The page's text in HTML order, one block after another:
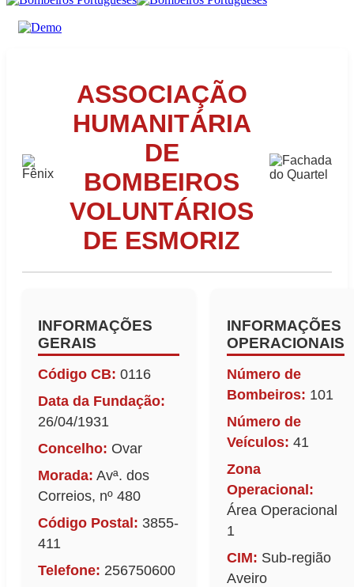
ASSOCIAÇÃO
HUMANITÁRIA
DE
BOMBEIROS
VOLUNTÁRIOS
DE ESMORIZ
INFORMAÇÕES
GERAIS
Código CB: 0116
Data da Fundação:
26/04/1931
Concelho: Ovar
Morada: Avª. dos
Correios, nº 480
Código Postal: 3855-
411
Telefone: 256750600
INFORMAÇÕES
OPERACIONAIS
Número de
Bombeiros: 101
Número de
Veículos: 41
Zona
Operacional:
Área Operacional
1
CIM: Sub-região
Aveiro